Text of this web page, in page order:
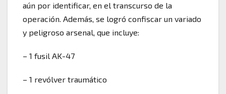
aún por identificar, en el transcurso de la
operación. Además, se logró confiscar un variado
y peligroso arsenal, que incluye:
– 1 fusil AK-47
– 1 revólver traumático